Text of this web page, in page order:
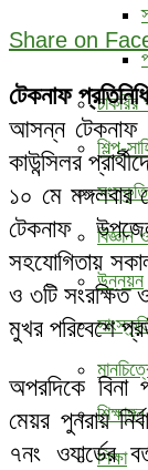
চাকরির
শিল্প-
সংস্কৃতি
উন্নয়ন
শিক্ষাঙ্গন
শিক্ষা
Share on
টেকনাফ
আসন্ন টেকনাফ
কাউন্সিলর
১০ মে মঙ্গলবার
টেকনাফ
সহযোগিতায়
ও ৩টি সংরক্ষিত
মুখর পরিবেশে
অপরদিকে বিনা
মেয়র পুনরায়
৭নং ওযার্ডের